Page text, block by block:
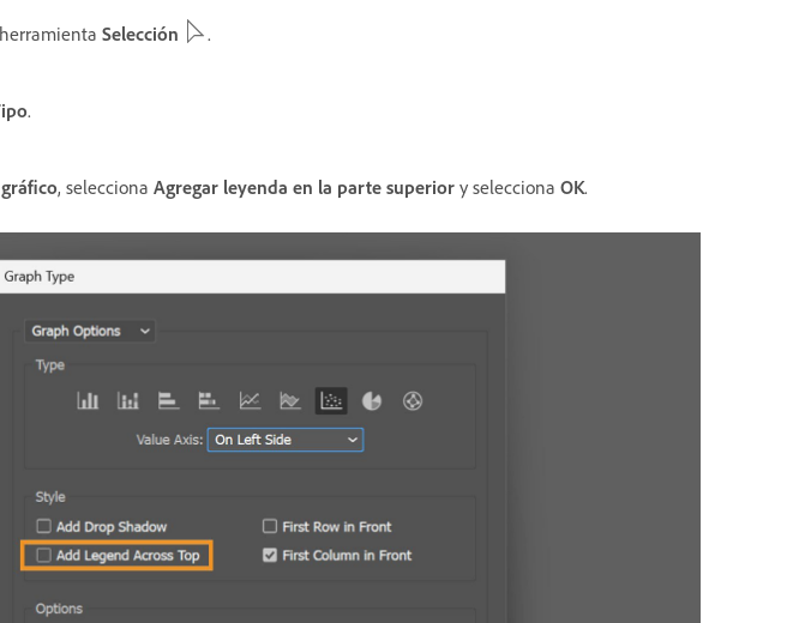
Selección .
.
, selecciona Agregar leyenda en la parte superior y selecciona OK.